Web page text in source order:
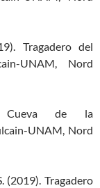
Tragadero del
UNAM, Nord
Cueva de la
UNAM, Nord
(2019). Tragadero